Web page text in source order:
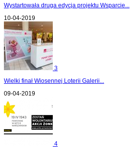
Wystartowała druga edycja projektu Wsparcie...
10-04-2019
3
Wielki finał Wiosennej Loterii Galerii...
09-04-2019
4